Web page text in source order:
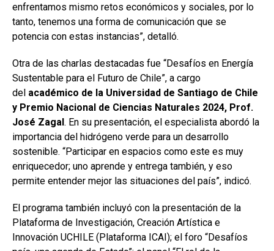
enfrentamos mismo retos económicos y sociales, por lo
tanto, tenemos una forma de comunicación que se
potencia con estas instancias”, detalló.
Otra de las charlas destacadas fue “Desafíos en Energía
Sustentable para el Futuro de Chile”, a cargo
del académico de la Universidad de Santiago de Chile
y Premio Nacional de Ciencias Naturales 2024, Prof.
José Zagal. En su presentación, el especialista abordó la
importancia del hidrógeno verde para un desarrollo
sostenible. “Participar en espacios como este es muy
enriquecedor; uno aprende y entrega también, y eso
permite entender mejor las situaciones del país”, indicó.
El programa también incluyó con la presentación de la
Plataforma de Investigación, Creación Artística e
Innovación UCHILE (Plataforma ICAI); el foro “Desafíos